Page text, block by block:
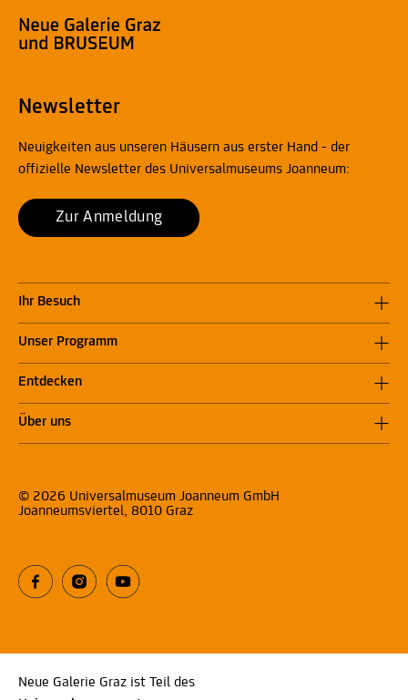
Newsletter
Neuigkeiten aus unseren Häusern aus erster Hand - der
offizielle Newsletter des Universalmuseums Joanneum:
Zur Anmeldung
Ihr Besuch
Unser Programm
Entdecken
Über uns
© 2026 Universalmuseum Joanneum GmbH
Joanneumsviertel, 8010 Graz
Neue Galerie Graz ist Teil des